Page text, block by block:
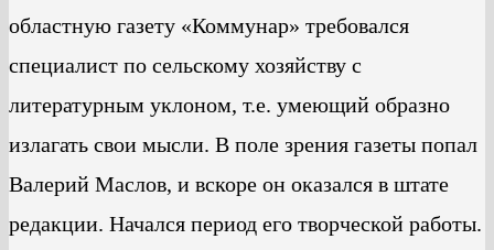
областную газету «Коммунар» требовался
специалист по сельскому хозяйству с
литературным уклоном, т.е. умеющий образно
излагать свои мысли. В поле зрения газеты попал
Валерий Маслов, и вскоре он оказался в штате
редакции. Начался период его творческой работы.